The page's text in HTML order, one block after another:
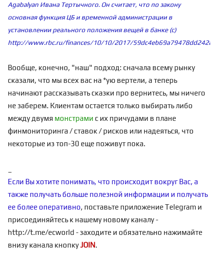
Agabalyan Ивана Тертычного. Он считает, что по закону
основная функция ЦБ и временной администрации в
установлении реального положения вещей в банке (с)
http://www.rbc.ru/finances/10/10/2017/
Вообще, конечно, "наш" подход: сначала всему рынку
сказали, что мы всех вас на *ую вертели, а теперь
начинают рассказывать сказки про вернитесь, мы ничего
не заберем. Клиентам остается только выбирать либо
между двумя монстрами с их причудами в плане
финмониторинга / ставок / рисков или надеяться, что
некоторые из топ-30 еще поживут пока.
Если Вы хотите понимать, что происходит вокруг Вас, а
также получать больше полезной информации и получать
ее более оперативно, поставьте приложение Telegram и
присоединяйтесь к нашему новому каналу -
http://t.me/ecworld - заходите и обязательно нажимайте
внизу канала кнопкуJOIN.